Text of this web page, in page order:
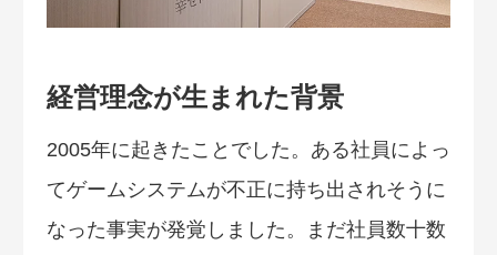
経営理念が生まれた背景
2005年に起きたことでした。ある社員によっ
てゲームシステムが不正に持ち出されそうに
なった事実が発覚しました。まだ社員数十数